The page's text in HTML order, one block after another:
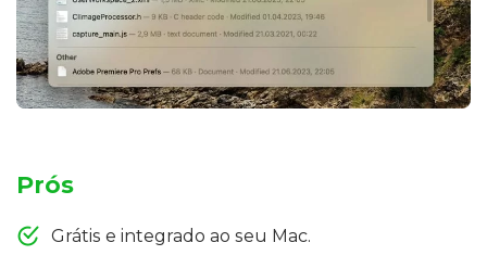
Prós
Grátis e integrado ao seu Mac.